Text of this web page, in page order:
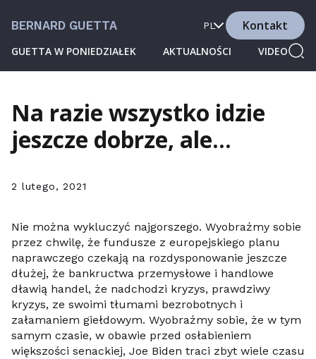
BERNARD GUETTA
GUETTA W PONIEDZIAŁEK AKTUALNOŚCI VIDEO
PL Kontakt
Na razie wszystko idzie
jeszcze dobrze, ale…
2 lutego, 2021
Nie można wykluczyć najgorszego. Wyobraźmy sobie
przez chwilę, że fundusze z europejskiego planu
naprawczego czekają na rozdysponowanie jeszcze
dłużej, że bankructwa przemysłowe i handlowe
dławią handel, że nadchodzi kryzys, prawdziwy
kryzys, ze swoimi tłumami bezrobotnych i
załamaniem giełdowym. Wyobraźmy sobie, że w tym
samym czasie, w obawie przed osłabieniem
większości senackiej, Joe Biden traci zbyt wiele czasu